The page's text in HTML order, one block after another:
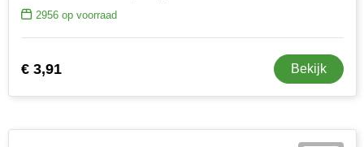
2956op voorraad
€ 3,91 Bekijk